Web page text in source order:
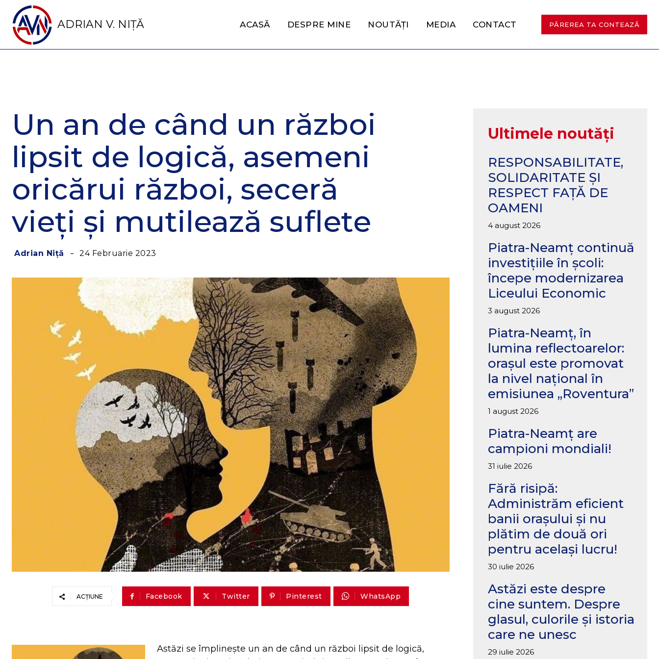
ADRIAN V. NIȚĂ ACASĂ DESPRE MINE NOUTĂȚI MEDIA CONTACT PĂREREA TA CONTEAZĂ
Un an de când un război
lipsit de logică, asemeni
oricărui război, seceră
vieți și mutilează suflete
Adrian Niță 24 Februarie 2023
ACȚIUNE Facebook Twitter Pinterest WhatsApp
Astăzi se împlinește un an de când un război lipsit de logică,
Ultimele noutăți
RESPONSABILITATE,
SOLIDARITATE ȘI
RESPECT FAȚĂ DE
OAMENI
4 august 2026
Piatra-Neamț continuă
investițiile în școli:
începe modernizarea
Liceului Economic
3 august 2026
Piatra-Neamț, în
lumina reflectoarelor:
orașul este promovat
la nivel național în
emisiunea „Roventura”
1 august 2026
Piatra-Neamț are
campioni mondiali!
31 iulie 2026
Fără risipă:
Administrăm eficient
banii orașului și nu
plătim de două ori
pentru același lucru!
30 iulie 2026
Astăzi este despre
cine suntem. Despre
glasul, culorile și istoria
care ne unesc
29 iulie 2026